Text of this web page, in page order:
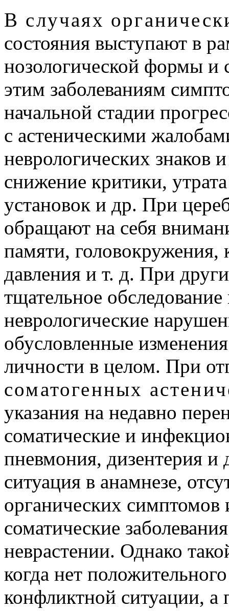
В случаях
состояния выступают в
нозологической формы и
этим заболеваниям
начальной стадии
с астеническими
неврологических знаков
снижение критики,
установок и др. При
обращают на себя
памяти, головокружения,
давления и т. д. При
тщательное
неврологические
обусловленные
личности в целом. При
соматогенных
указания на недавно
соматические и
пневмония, дизентерия
ситуация в анамнезе,
органических симптомов
соматические
неврастении. Однако
когда нет
конфликтной ситуации, а